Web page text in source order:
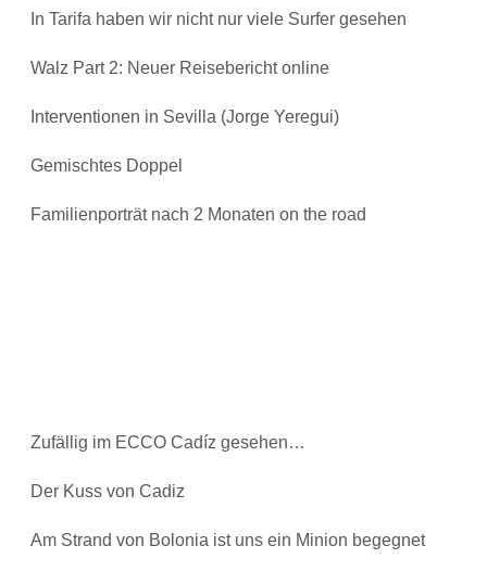
In Tarifa haben wir nicht nur viele Surfer gesehen
Walz Part 2: Neuer Reisebericht online
Interventionen in Sevilla (Jorge Yeregui)
Gemischtes Doppel
Familienporträt nach 2 Monaten on the road
Zufällig im ECCO Cadíz gesehen…
Der Kuss von Cadiz
Am Strand von Bolonia ist uns ein Minion begegnet